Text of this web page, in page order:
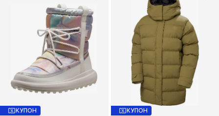
КУПОН КУПОН